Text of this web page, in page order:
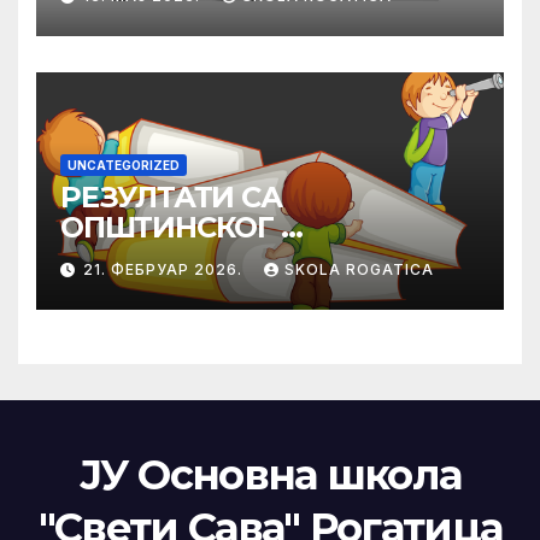
UNCATEGORIZED
РЕЗУЛТАТИ СА
ОПШТИНСКОГ
ТАКМИЧЕЊА ИЗ
ПРАВОСЛАВНЕ
ВЈЕРОНАУКЕ
21. ФЕБРУАР 2026. SKOLA ROGATICA
ЈУ Основна школа
"Свети Сава" Рогатица